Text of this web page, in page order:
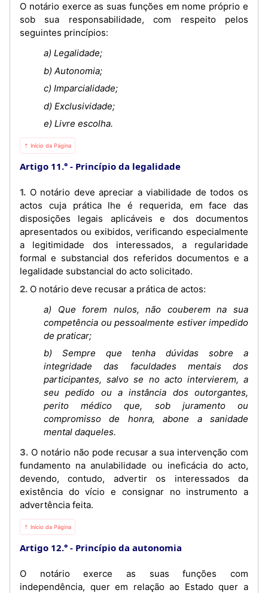
O notário exerce as suas funções em nome próprio e
sob sua responsabilidade, com respeito pelos
seguintes princípios:
a) Legalidade;
b) Autonomia;
c) Imparcialidade;
d) Exclusividade;
e) Livre escolha.
⇡ Início da Página
Artigo 11.° Princípio da legalidade
1. O notário deve apreciar a viabilidade de todos os
actos cuja prática lhe é requerida, em face das
disposições legais aplicáveis e dos documentos
apresentados ou exibidos, verificando especialmente
a legitimidade dos interessados, a regularidade
formal e substancial dos referidos documentos e a
legalidade substancial do acto solicitado.
2. O notário deve recusar a prática de actos:
a) Que forem nulos, não couberem na sua
competência ou pessoalmente estiver impedido
de praticar;
b) Sempre que tenha dúvidas sobre a
integridade das faculdades mentais dos
participantes, salvo se no acto intervierem, a
seu pedido ou a instância dos outorgantes,
perito médico que, sob juramento ou
compromisso de honra, abone a sanidade
mental daqueles.
3. O notário não pode recusar a sua intervenção com
fundamento na anulabilidade ou ineficácia do acto,
devendo, contudo, advertir os interessados da
existência do vício e consignar no instrumento a
advertência feita.
⇡ Início da Página
Artigo 12.° Princípio da autonomia
O notário exerce as suas funções com
independência, quer em relação ao Estado quer a